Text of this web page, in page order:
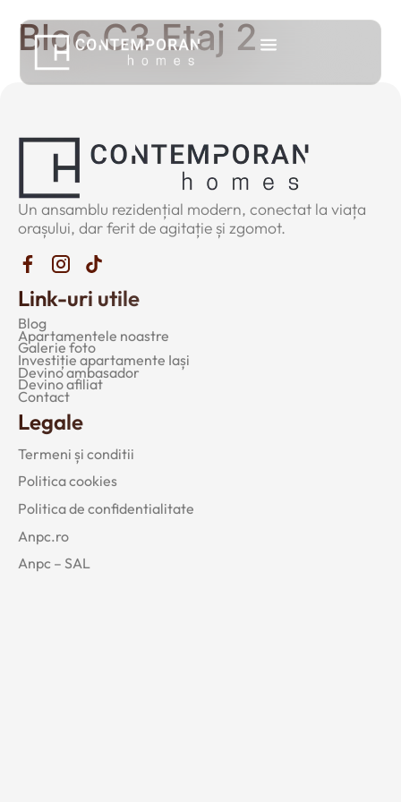
Bloc C3 Etaj 2
Un ansamblu rezidențial modern, conectat la viața
orașului, dar ferit de agitație și zgomot.
Link-uri utile
Blog
Apartamentele noastre
Galerie foto
Investiție apartamente Iași
Devino ambasador
Devino afiliat
Contact
Legale
Termeni și conditii
Politica cookies
Politica de confidentialitate
Anpc.ro
Anpc – SAL